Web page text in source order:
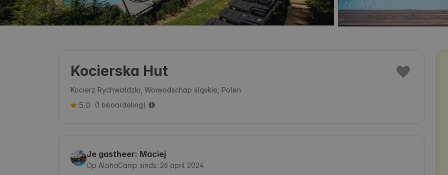
Kocierska Hut
Kocierz Rychwałdzki, Woiwodschap śląskie, Polen
5.0 (1 beoordeling)
Je gastheer: Maciej
Op AlohaCamp sinds: 26 april 2024